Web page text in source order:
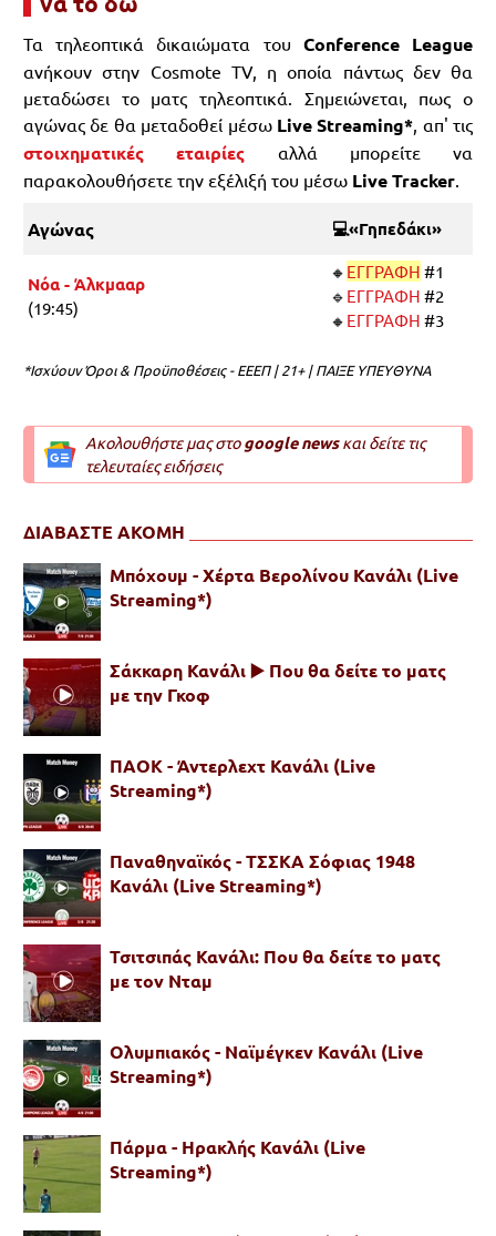
Τα τηλεοπτικά δικαιώματα του Conference League
ανήκουν στην Cosmote TV, η οποία πάντως δεν θα
μεταδώσει το ματς τηλεοπτικά. Σημειώνεται, πως ο
αγώνας δε θα μεταδοθεί μέσω Live Streaming*, απ' τις
στοιχηματικές εταιρίες αλλά μπορείτε να
παρακολουθήσετε την εξέλιξή του μέσω Live Tracker.
Αγώνας 💻«Γηπεδάκι»
Νόα - Άλκμααρ
(19:45)
🔸 ΕΓΓΡΑΦΗ #1
🔹 ΕΓΓΡΑΦΗ #2
🔸 ΕΓΓΡΑΦΗ #3
*Ισχύουν Όροι & Προϋποθέσεις - ΕΕΕΠ | 21+ | ΠΑΙΞΕ ΥΠΕΥΘΥΝΑ
Ακολουθήστε μας στοgoogle newsκαι δείτε τις
τελευταίες ειδήσεις
ΔΙΑΒΑΣΤΕ ΑΚΟΜΗ
Μπόχουμ - Χέρτα Βερολίνου Κανάλι (Live
Streaming*)
Σάκκαρη Κανάλι ▶️ Που θα δείτε το ματς
με την Γκοφ
ΠΑΟΚ - Άντερλεχτ Κανάλι (Live
Streaming*)
Παναθηναϊκός - ΤΣΣΚΑ Σόφιας 1948
Κανάλι (Live Streaming*)
Τσιτσιπάς Κανάλι: Που θα δείτε το ματς
με τον Νταμ
Ολυμπιακός - Ναϊμέγκεν Κανάλι (Live
Streaming*)
Πάρμα - Ηρακλής Κανάλι (Live
Streaming*)